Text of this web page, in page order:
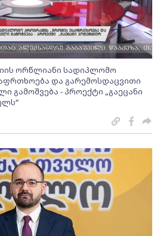
ორწლიანი სადიპლომო
და გარემოსდაცვითი
გამოშვება - პროექტი „გაეცანი